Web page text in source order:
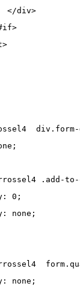
</div>
.add-
0;
none;
none;